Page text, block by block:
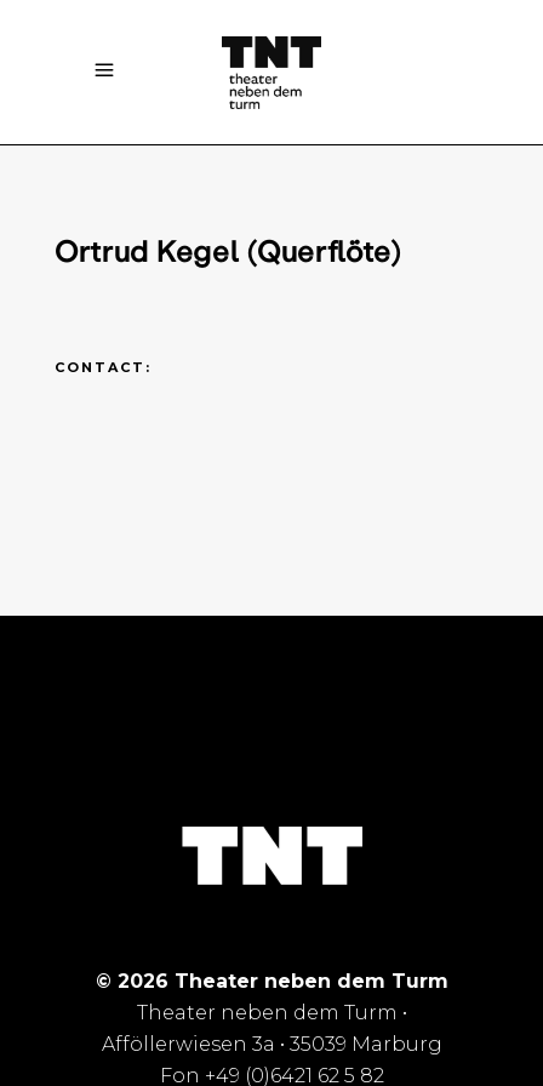
Ortrud Kegel (Querflöte)
CONTACT:
© 2026 Theater neben dem Turm
Theater neben dem Turm •
Afföllerwiesen 3a • 35039 Marburg
Fon +49 (0)6421 62 5 82